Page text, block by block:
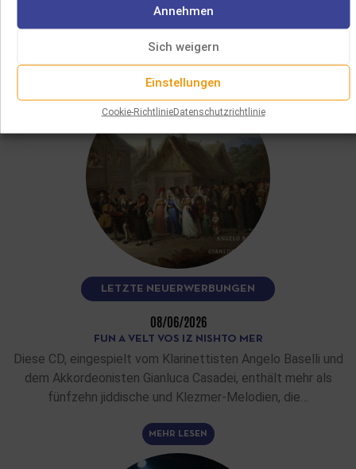
Annehmen
Sich weigern
Einstellungen
Cookie-RichtlinieDatenschutzrichtlinie
GEFALLEN
LETZTE NEUERWERBUNGEN
08/06/2026
FUN A VELT VOS IZ NISHTO MER
Diese CD, eingespielt vom Klarinettisten Angelo Baselli und
dem Akkordeonisten Gianluca Casadei, enthält mehr als
fünfzehn jiddische und Klezmer-Melodien, die…
MEHR LESEN